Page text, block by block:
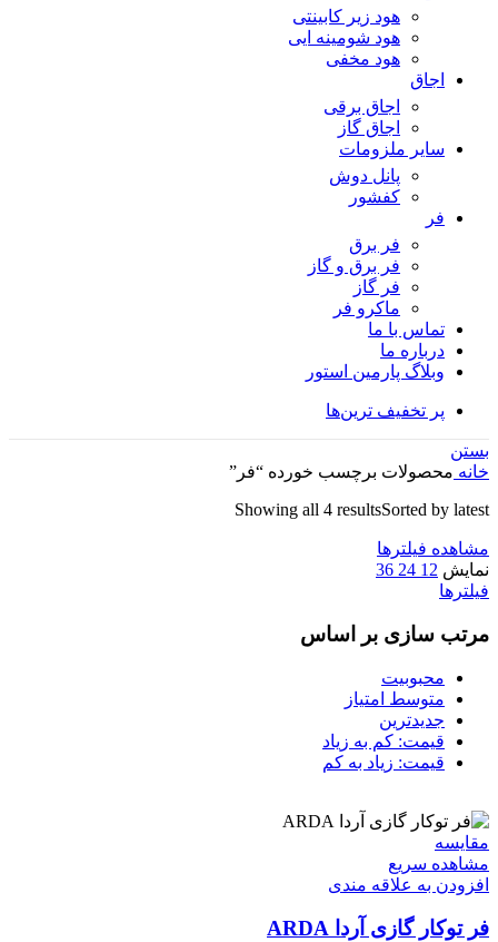
هود زیر كابینتی
هود شومینه ایی
هود مخفى
اجاق
اجاق برقى
اجاق گاز
سایر ملزومات
پانل دوش
کفشور
فر
فر برق
فر برق و گاز
فر گاز
ماكرو فر
تماس با ما
درباره ما
وبلاگ پارمین استور
پر تخفیف ترین‌ها
بستن
خانه محصولات برچسب خورده “فر”
Showing all 4 resultsSorted by latest
مشاهده فیلترها
نمایش 12
24
36
فیلترها
مرتب سازی بر اساس
محبوبیت
متوسط امتیاز
جدیدترین
قیمت: کم به زیاد
قیمت: زیاد به کم
مقایسه
مشاهده سریع
افزودن به علاقه مندی
فر توکار گازی آردا ARDA